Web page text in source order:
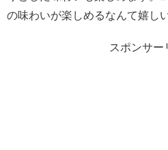
の味わいが楽しめるなんて嬉し
スポンサー